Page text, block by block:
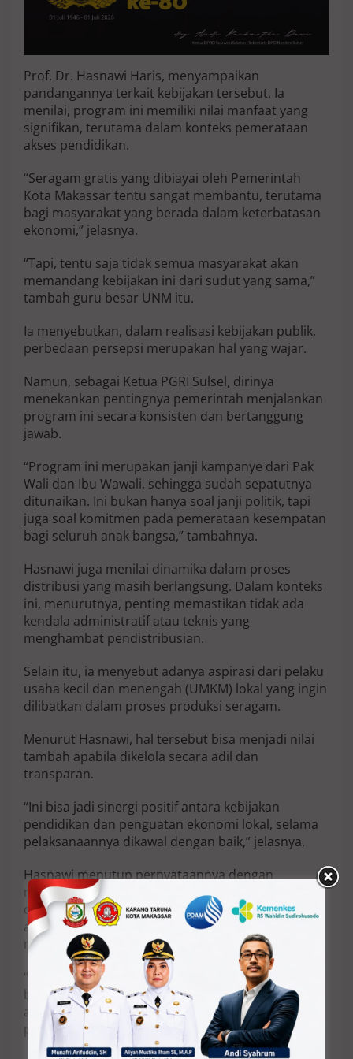
a
s
a
r
a
k
Prof. Dr. Hasnawi Haris, menyampaikan
pandangannya terkait kebijakan tersebut. Ia
menilai, program ini memiliki nilai manfaat yang
signifikan, terutama dalam konteks pemerataan
akses pendidikan.
“Seragam gratis yang dibiayai oleh Pemerintah
Kota Makassar tentu sangat membantu, terutama
bagi masyarakat yang berada dalam keterbatasan
ekonomi,” jelasnya.
“Tapi, tentu saja tidak semua masyarakat akan
memandang kebijakan ini dari sudut yang sama,”
tambah guru besar UNM itu.
Ia menyebutkan, dalam realisasi kebijakan publik,
perbedaan persepsi merupakan hal yang wajar.
Namun, sebagai Ketua PGRI Sulsel, dirinya
menekankan pentingnya pemerintah menjalankan
program ini secara konsisten dan bertanggung
jawab.
“Program ini merupakan janji kampanye dari Pak
Wali dan Ibu Wawali, sehingga sudah sepatutnya
ditunaikan. Ini bukan hanya soal janji politik, tapi
juga soal komitmen pada pemerataan kesempatan
bagi seluruh anak bangsa,” tambahnya.
Hasnawi juga menilai dinamika dalam proses
distribusi yang masih berlangsung. Dalam konteks
ini, menurutnya, penting memastikan tidak ada
kendala administratif atau teknis yang
menghambat pendistribusian.
Selain itu, ia menyebut adanya aspirasi dari pelaku
usaha kecil dan menengah (UMKM) lokal yang ingin
dilibatkan dalam proses produksi seragam.
Menurut Hasnawi, hal tersebut bisa menjadi nilai
tambah apabila dikelola secara adil dan
transparan.
“Ini bisa jadi sinergi positif antara kebijakan
pendidikan dan penguatan ekonomi lokal, selama
pelaksanaannya dikawal dengan baik,” jelasnya.
Hasnawi menutup pernyataannya dengan
menegaskan bahwa program ini tetap harus
dijalankan hingga tuntas, dengan prinsip
akuntabilitas dan keberpihakan terhadap
masyarakat yang membutuhkan.
“Kuncinya ada di pelaksanaan. Selama program ini
bermanfaat dan dijalankan sesuai aturan, tentu
akan mendapat apresiasi dari masyarakat luas,”
pungkasnya.